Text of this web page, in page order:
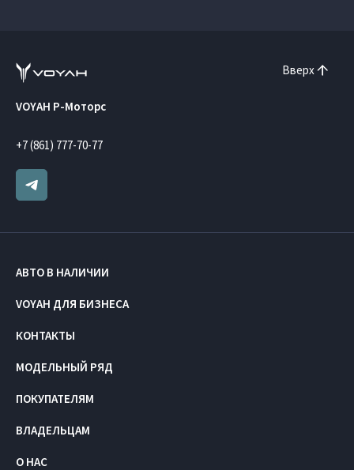
Вверх
VOYAH Р-Моторс
+7 (861) 777-70-77
АВТО В НАЛИЧИИ
VOYAH ДЛЯ БИЗНЕСА
КОНТАКТЫ
МОДЕЛЬНЫЙ РЯД
ПОКУПАТЕЛЯМ
ВЛАДЕЛЬЦАМ
О НАС